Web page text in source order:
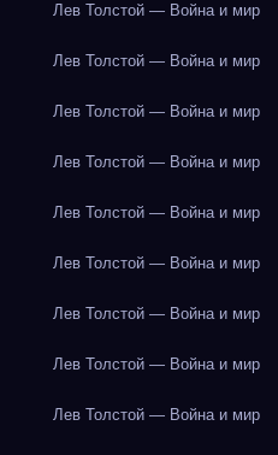
Лев Толстой — Война и мир
Лев Толстой — Война и мир
Лев Толстой — Война и мир
Лев Толстой — Война и мир
Лев Толстой — Война и мир
Лев Толстой — Война и мир
Лев Толстой — Война и мир
Лев Толстой — Война и мир
Лев Толстой — Война и мир